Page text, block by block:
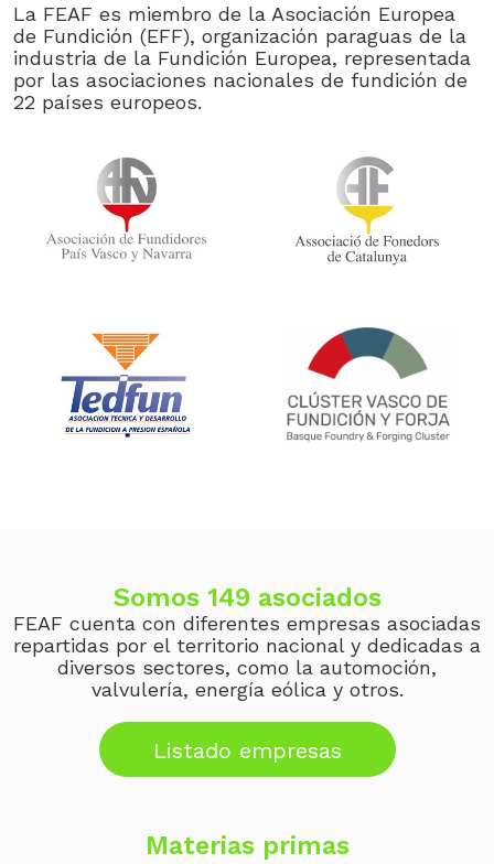
La FEAF es miembro de la Asociación Europea
de Fundición (EFF), organización paraguas de la
industria de la Fundición Europea, representada
por las asociaciones nacionales de fundición de
22 países europeos.
Somos 149 asociados
FEAF cuenta con diferentes empresas asociadas
repartidas por el territorio nacional y dedicadas a
diversos sectores, como la automoción,
valvulería, energía eólica y otros.
Listado empresas
Materias primas